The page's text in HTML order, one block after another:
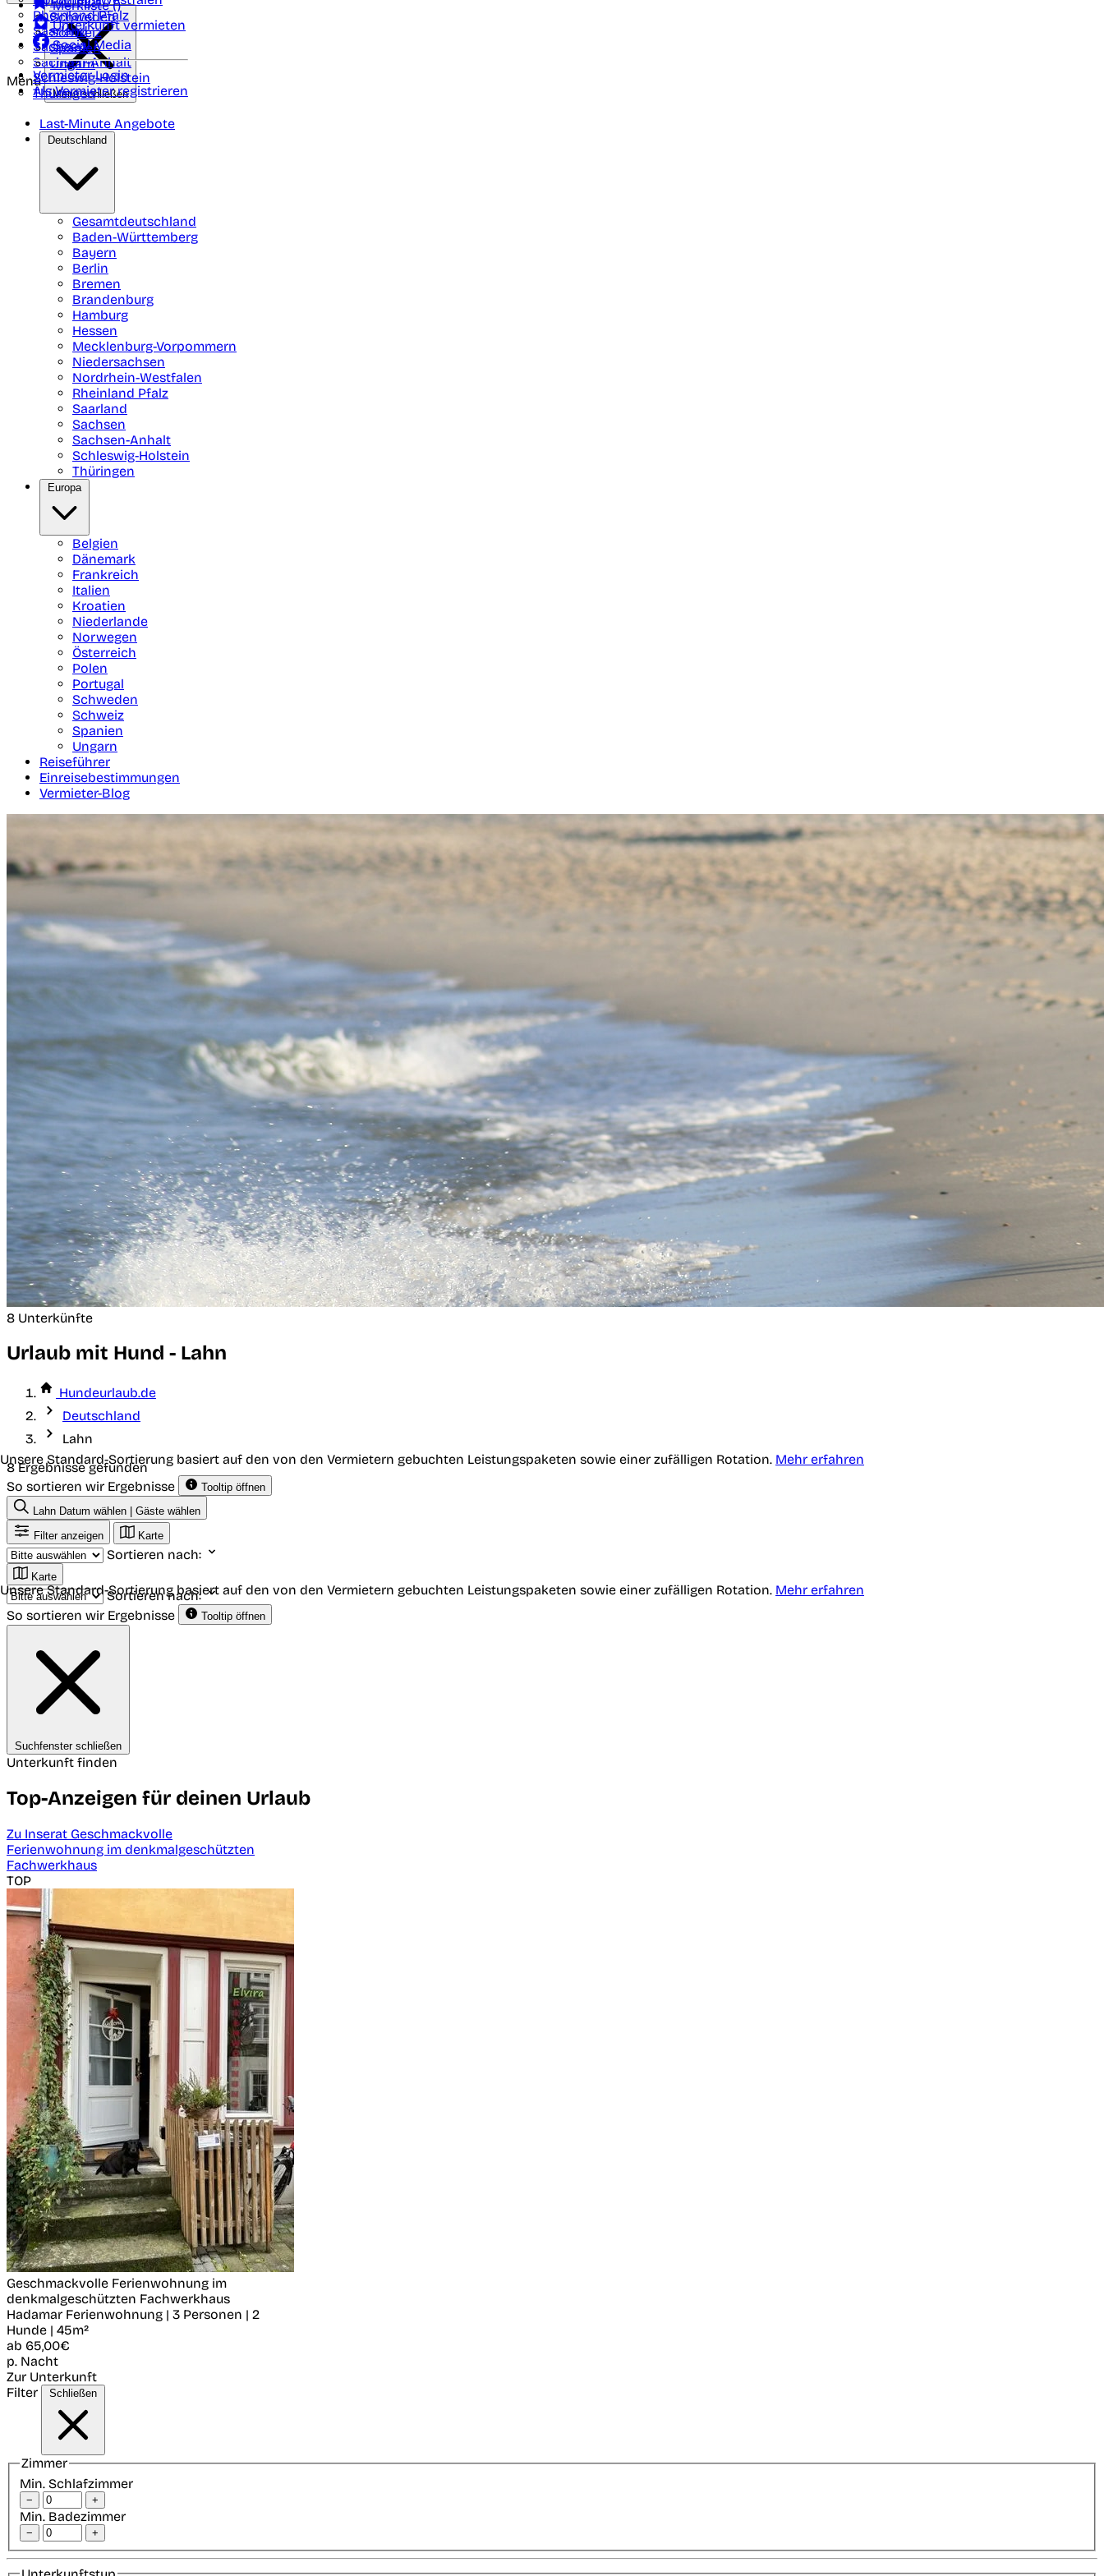
Rheinland Pfalz
Saarland
Sachsen
Sachsen-Anhalt
Schleswig-Holstein
Thüringen
Schweden
Schweiz
Spanien
Ungarn
Merkliste ()
Unterkunft vermieten
Social Media
Vermieter-Login
Als Vermieter registrieren
Menü
Menü schließen
Last-Minute Angebote
Deutschland
Gesamtdeutschland
Baden-Württemberg
Bayern
Berlin
Bremen
Brandenburg
Hamburg
Hessen
Mecklenburg-Vorpommern
Niedersachsen
Nordrhein-Westfalen
Rheinland Pfalz
Saarland
Sachsen
Sachsen-Anhalt
Schleswig-Holstein
Thüringen
Europa
Belgien
Dänemark
Frankreich
Italien
Kroatien
Niederlande
Norwegen
Österreich
Polen
Portugal
Schweden
Schweiz
Spanien
Ungarn
Reiseführer
Einreisebestimmungen
Vermieter-Blog
8 Unterkünfte
Urlaub mit Hund - Lahn
Hundeurlaub.de
Deutschland
Lahn
8 Ergebnisse gefunden
So sortieren wir Ergebnisse
Tooltip öffnen
Unsere Standard-Sortierung basiert auf den von den Vermietern gebuchten Leistungspaketen sowie einer zufälligen Rotation. Mehr erfahren
Lahn Datum wählen | Gäste wählen
Filter anzeigen
Karte
Sortieren nach:
Karte
Sortieren nach:
So sortieren wir Ergebnisse
Tooltip öffnen
Unsere Standard-Sortierung basiert auf den von den Vermietern gebuchten Leistungspaketen sowie einer zufälligen Rotation. Mehr erfahren
Suchfenster schließen
Unterkunft finden
Top-Anzeigen für deinen Urlaub
Zu Inserat Geschmackvolle
Ferienwohnung im denkmalgeschützten
Fachwerkhaus
TOP
Geschmackvolle Ferienwohnung im
denkmalgeschützten Fachwerkhaus
Hadamar Ferienwohnung | 3 Personen | 2
Hunde | 45m²
ab 65,00€
p. Nacht
Zur Unterkunft
Filter
Schließen
Zimmer
Min. Schlafzimmer
− +
Min. Badezimmer
− +